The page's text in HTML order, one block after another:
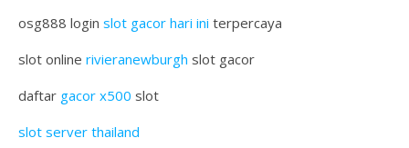
osg888 login slot gacor hari ini terpercaya
slot online rivieranewburgh slot gacor
daftar gacor x500 slot
slot server thailand